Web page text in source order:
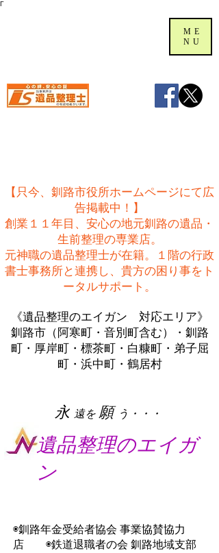
Γ
​永 遠を 願 う・・・
遺品整理のエイガ
ン
◉釧路年金受給者協会 事業協賛協力
店 ◉鉄道退職者の会 釧路地域支部
【只今、釧路市役所ホームページにて広
告掲載中！】
創業１１年目、安心の地元釧路の遺品・
生前整理の専業店。
​元神職の遺品整理士が在籍。１階の行政
書士事務所と連携し、貴方の困り事をト
ータルサポート。
《遺品整理のエイガン 対応エリア》
釧路市（阿寒町・音別町含む）・釧路
町・厚岸町・標茶町・白糠町・弟子屈
町・浜中町・鶴居村
ME
NU